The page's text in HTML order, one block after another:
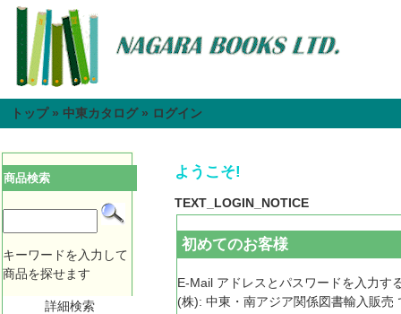
トップ» 中東カタログ» ログイン
商品検索
キーワードを入力して
商品を探せます
詳細検索
ようこそ!
TEXT_LOGIN_NOTICE
初めてのお客様
E-Mail アドレスとパスワードを入力す
(株): 中東・南アジア関係図書輸入販売